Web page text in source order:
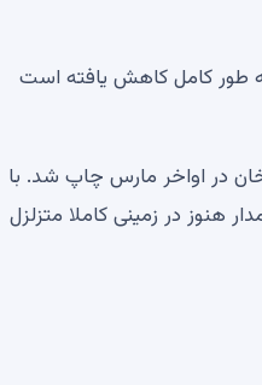
طور کامل کاهش یافته است
در اواخر مارس چاپ شد. با
هنوز در زمینی کاملا متزلزل